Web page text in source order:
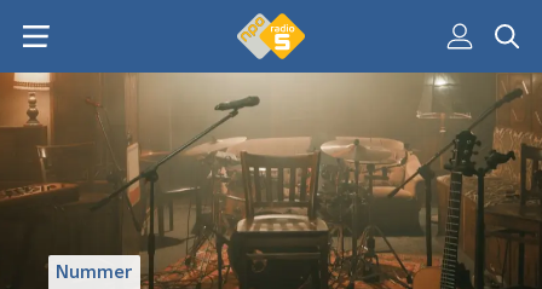
Nummer